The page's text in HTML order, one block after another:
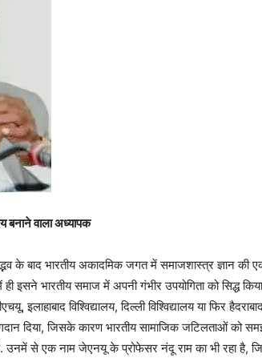
बनाने वाला अध्यापक
के बाद भारतीय अकादमिक जगत में समाजशास्त्र ज्ञान की
इसने भारतीय समाज में अपनी गंभीर उपयोगिता को सिद्ध
इलाहाबाद विश्विद्यालय, दिल्ली विश्विद्यालय या फिर
दिया, जिसके कारण भारतीय सामाजिक जटिलताओं को
है. उनमें से एक नाम जेएनयू के प्रोफेसर नंदू राम का भी रहा है,